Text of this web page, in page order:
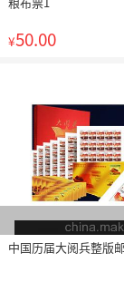
¥50.00
中国历届大阅兵整版